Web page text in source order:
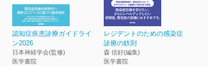
認知症疾患診療ガイドライ
ン2026
日本神経学会(監修)
医学書院
レジデントのための感染症
診療の鉄則
森 信好(編集)
医学書院